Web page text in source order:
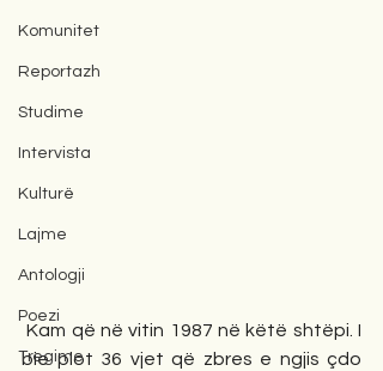
Komunitet
Reportazh
Studime
Intervista
Kulturë
Lajme
Antologji
Poezi
Tregime
Kam që në vitin 1987 në këtë shtëpi. I
bie plot 36 vjet që zbres e ngjis çdo